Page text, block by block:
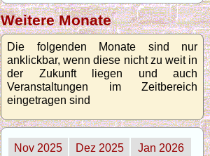
Weitere Monate
Die folgenden Monate sind nur
anklickbar, wenn diese nicht zu weit in
der Zukunft liegen und auch
Veranstaltungen im Zeitbereich
eingetragen sind
Nov 2025 Dez 2025
Jan 2026